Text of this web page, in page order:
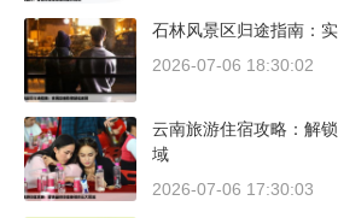
石林风景区归途指南：
2026-07-06 18:30:02
云南旅游住宿攻略：解
域
2026-07-06 17:30:03